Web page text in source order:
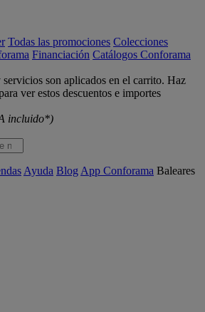
Todas las promociones Colecciones
Financiación Catálogos Conforama
son aplicados en el carrito. Haz
ver estos descuentos e importes
incluido*)
Ayuda Blog App Conforama Baleares